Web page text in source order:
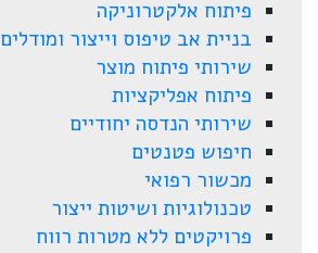
פיתוח אלקטרוניקה
בניית אב טיפוס וייצור ומודלים
שירותי פיתוח מוצר
פיתוח אפליקציות
שירותי הנדסה יחודיים
חיפוש פטנטים
מכשור רפואי
טכנולוגיות ושיטות ייצור
פרויקטים ללא מטרות רווח